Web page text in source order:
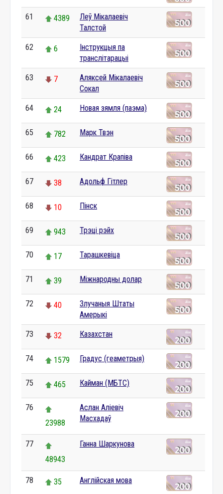
61 4389
Леў Мікалаевіч
Талстой
62 6
Інструкцыя па
транслітарацыі
63 7
Аляксей Мікалаевіч
Сокал
64 24 Новая зямля (паэма)
65 782 Марк Твэн
66 423 Кандрат Крапіва
67 38 Адольф Гітлер
68 10 Пінск
69 943 Трэці рэйх
70 17 Тарашкевіца
71 39 Міжнародны долар
72 40
Злучаныя Штаты
Амерыкі
73 32 Казахстан
74 1579 Градус (геаметрыя)
75 465 Кайман (МБТС)
76
23988
Аслан Аліевіч
Масхадаў
77
48943
Ганна Шаркунова
78 35 Англійская мова